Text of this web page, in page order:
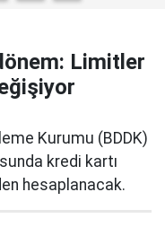
Limitler
Kurumu (BDDK)
kredi kartı
hesaplanacak.